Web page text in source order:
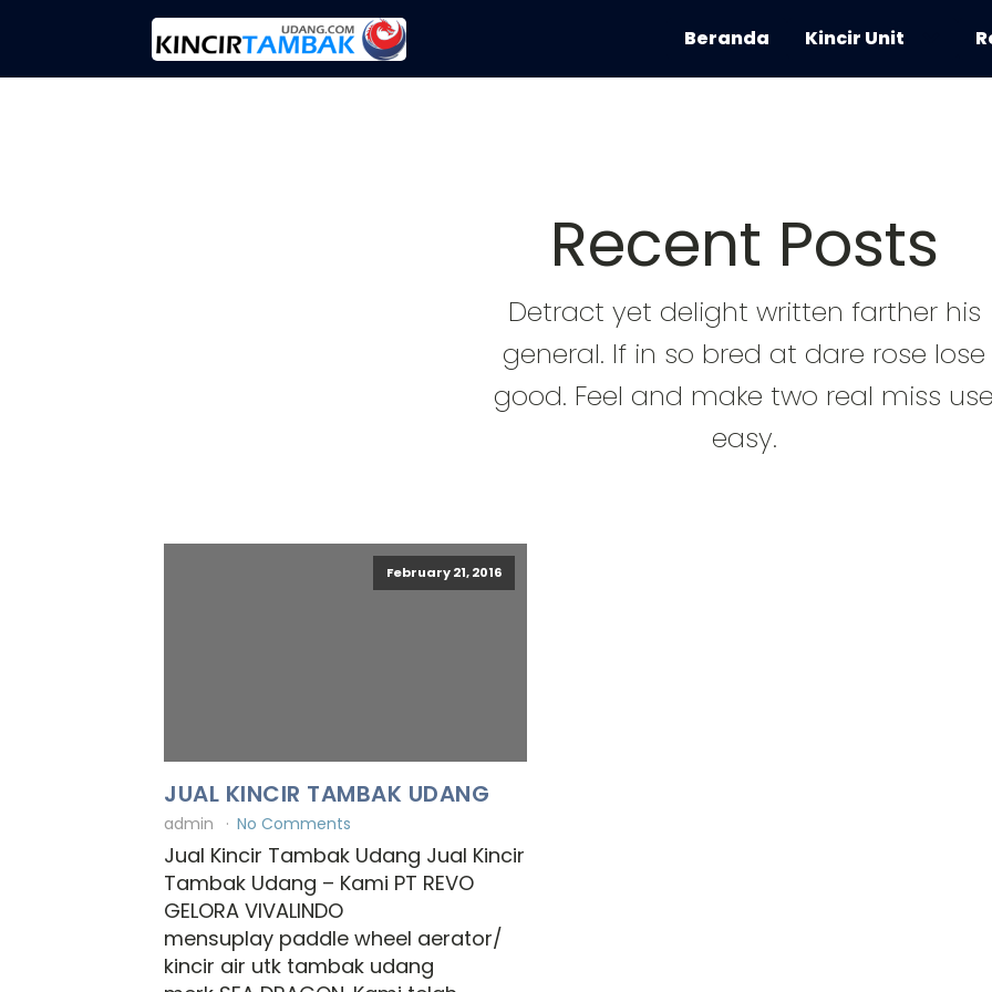
Beranda Kincir Unit
Recent Posts
Detract yet delight written farther his
general. If in so bred at dare rose lose
good. Feel and make two real miss use
easy.
February 21, 2016
JUAL KINCIR TAMBAK UDANG
admin No Comments
Jual Kincir Tambak Udang Jual Kincir
Tambak Udang – Kami PT REVO
GELORA VIVALINDO
mensuplay paddle wheel aerator/
kincir air utk tambak udang